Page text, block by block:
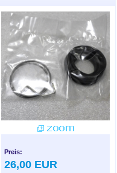
Preis:
26,00 EUR